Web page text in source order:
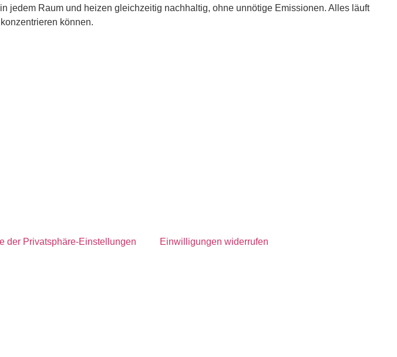
jedem Raum und heizen gleichzeitig nachhaltig, ohne unnötige Emissionen. Alles läuft
können.
der Privatsphäre-Einstellungen Einwilligungen widerrufen